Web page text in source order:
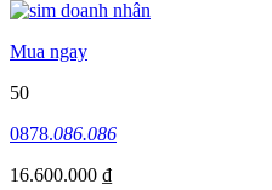
Mua ngay
50
0878.086.086
16.600.000 ₫